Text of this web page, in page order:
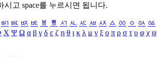
시고 space를 누르시면 됩니다.
ㅴ ㅵ ㅶ ㅷ ㅸ ㅹ ㅺ ㅻ ㅼ ㅽ ㅾ ㅿ ㆀ ㆁ ㆂ ㆃ
Χ Ψ Ω α β γ δ ε ζ η θ ι κ λ μ ν ξ ο π ρ σ τ υ φ χ ψ